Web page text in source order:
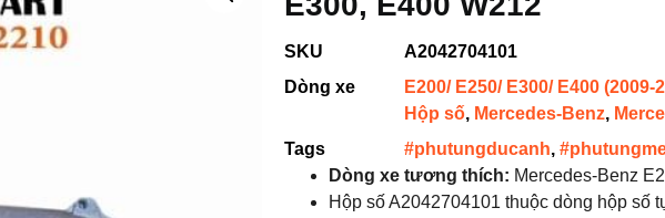
SKU
A2042704101
Dòng xe
E200/ E250/ E300/ E400 (2009-
Hộp số, Mercedes-Benz,
Tags
#phutungducanh,
Dòng xe tương thích: Mercedes-Benz
Hộp số A2042704101 thuộc dòng hộp số